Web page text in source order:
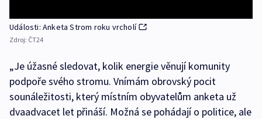
Události: Anketa Strom roku vrcholí
Zdroj: ČT24
„Je úžasné sledovat, kolik energie věnují komunity
podpoře svého stromu. Vnímám obrovský pocit
sounáležitosti, který místním obyvatelům anketa už
dvaadvacet let přináší. Možná se pohádají o politice, ale